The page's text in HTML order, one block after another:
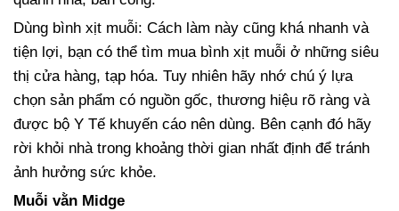
Dùng bình xịt muỗi: Cách làm này cũng khá nhanh và
tiện lợi, bạn có thể tìm mua bình xịt muỗi ở những siêu
thị cửa hàng, tạp hóa. Tuy nhiên hãy nhớ chú ý lựa
chọn sản phẩm có nguồn gốc, thương hiệu rõ ràng và
được bộ Y Tế khuyến cáo nên dùng. Bên cạnh đó hãy
rời khỏi nhà trong khoảng thời gian nhất định để tránh
ảnh hưởng sức khỏe.
Muỗi vằn Midge